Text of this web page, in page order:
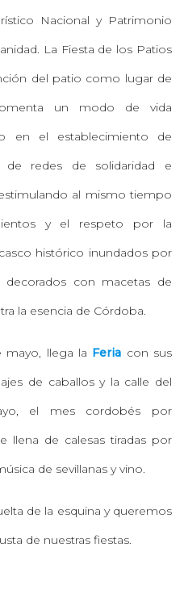
Nacional y Patrimonio
La Fiesta de los Patios
del patio como lugar de
un modo de vida
en el establecimiento de
de redes de solidaridad e
al mismo tiempo
y el respeto por la
histórico inundados por
con macetas de
la esencia de Córdoba.
mayo, llega la Feria con sus
de caballos y la calle del
el mes cordobés por
llena de calesas tiradas por
de sevillanas y vino.
de la esquina y queremos
de nuestras fiestas.